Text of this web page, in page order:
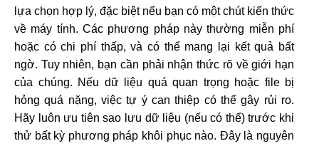
lựa chọn hợp lý, đặc biệt nếu bạn có một chút kiến thức
về máy tính. Các phương pháp này thường miễn phí
hoặc có chi phí thấp, và có thể mang lại kết quả bất
ngờ. Tuy nhiên, bạn cần phải nhận thức rõ về giới hạn
của chúng. Nếu dữ liệu quá quan trọng hoặc file bị
hỏng quá nặng, việc tự ý can thiệp có thể gây rủi ro.
Hãy luôn ưu tiên sao lưu dữ liệu (nếu có thể) trước khi
thử bất kỳ phương pháp khôi phục nào. Đây là nguyên